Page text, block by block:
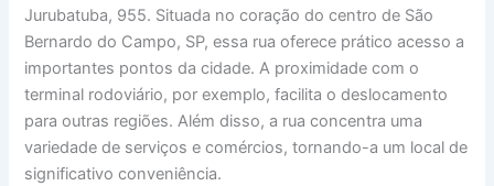
Jurubatuba, 955. Situada no coração do centro de São
Bernardo do Campo, SP, essa rua oferece prático acesso a
importantes pontos da cidade. A proximidade com o
terminal rodoviário, por exemplo, facilita o deslocamento
para outras regiões. Além disso, a rua concentra uma
variedade de serviços e comércios, tornando-a um local de
significativo conveniência.